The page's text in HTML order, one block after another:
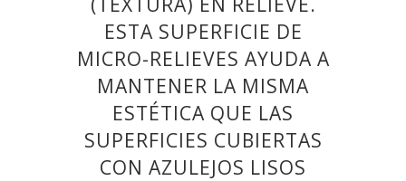
ESTA SUPERFICIE DE
MICRO-RELIEVES AYUDA A
MANTENER LA MISMA
ESTÉTICA QUE LAS
SUPERFICIES CUBIERTAS
CON AZULEJOS LISOS